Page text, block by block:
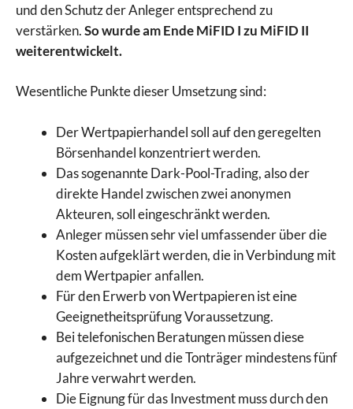
und den Schutz der Anleger entsprechend zu
verstärken.So wurde am Ende MiFID I zu MiFID II
weiterentwickelt.
Wesentliche Punkte dieser Umsetzung sind:
Der Wertpapierhandel soll auf den geregelten
Börsenhandel konzentriert werden.
Das sogenannte Dark-Pool-Trading, also der
direkte Handel zwischen zwei anonymen
Akteuren, soll eingeschränkt werden.
Anleger müssen sehr viel umfassender über die
Kosten aufgeklärt werden, die in Verbindung mit
dem Wertpapier anfallen.
Für den Erwerb von Wertpapieren ist eine
Geeignetheitsprüfung Voraussetzung.
Bei telefonischen Beratungen müssen diese
aufgezeichnet und die Tonträger mindestens fünf
Jahre verwahrt werden.
Die Eignung für das Investment muss durch den